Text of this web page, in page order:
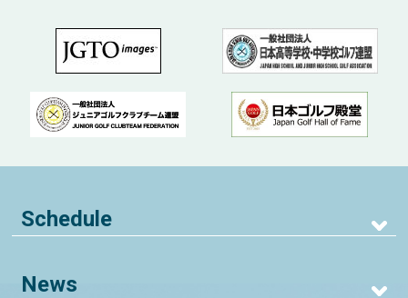
Schedule
News